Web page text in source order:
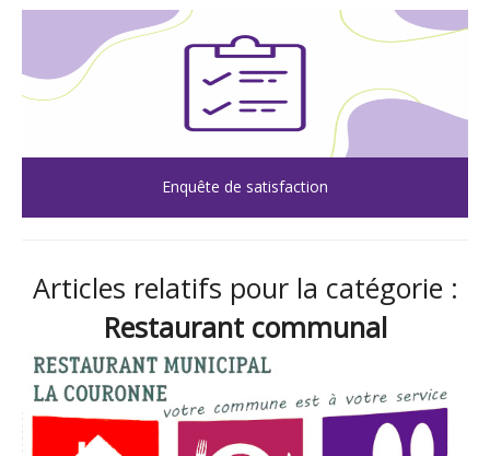
Enquête de satisfaction
Articles relatifs pour la catégorie :
Restaurant communal